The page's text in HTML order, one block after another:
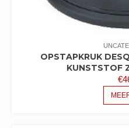
OPSTAPKRUK
KUNSTSTOF
€